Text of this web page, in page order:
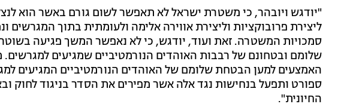
"יודגש ויובהר, כי משטרת ישראל לא תאפשר לשום גורם באשר הוא
ליצירת פרובוקציות וליצירת אווירה אלימה ולעומתית בתוך
סמכויות המשטרה. זאת ועוד, יודגש, כי לא נאפשר המשך פגיעה
שלומם ובטחונם של רבבות האוהדים הנורמטיביים שמגיעים
האמצעים למען הבטחת שלומם של האוהדים הנורמטיביים המגיעים
ספורט ותפעל בנחישות נגד אלה אשר מפירים את הסדר בניגוד לחוק
החיונית".